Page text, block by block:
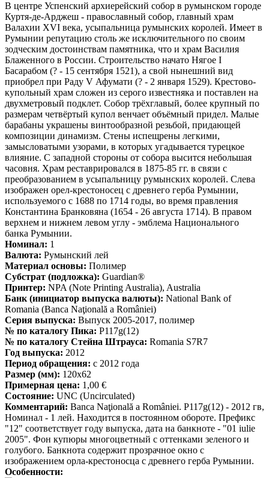
В центре Успенский архиерейский собор в румынском городе
Куртя-де-Арджеш - православный собор, главный храм
Валахии XVI века, усыпальница румынских королей. Имеет в
Румынии репутацию столь же исключительного по своим
зодческим достоинствам памятника, что и храм Василия
Блаженного в России. Строительство начато Нягое I
Басарабом (? - 15 сентября 1521), а свой нынешний вид
приобрел при Раду V Афумати (? - 2 января 1529). Крестово-
купольный храм сложен из серого известняка и поставлен на
двухметровый подклет. Собор трёхглавый, более крупный по
размерам четвёртый купол венчает объёмный придел. Малые
барабаны украшены винтообразной резьбой, придающей
композиции динамизм. Стены испещрены легкими,
замысловатыми узорами, в которых угадывается турецкое
влияние. С западной стороны от собора высится небольшая
часовня. Храм реставрировался в 1875-85 гг. в связи с
преобразованием в усыпальницу румынских королей. Слева
изображен орел-крестоносец с древнего герба Румынии,
используемого с 1688 по 1714 годы, во время правления
Константина Бранковяна (1654 - 26 августа 1714). В правом
верхнем и нижнем левом углу - эмблема Национального
банка Румынии.
Номинал: 1
Валюта: Румынский лей
Материал основы: Полимер
Субстрат (подложка): Guardian®
Принтер: NPA (Note Printing Australia), Australia
Банк (инициатор выпуска валюты): National Bank of
Romania (Banca Naţională a României)
Серия выпуска: Выпуск 2005-2017, полимер
№ по каталогу Пика: P117g(12)
№ по каталогу Стейна Штрауса: Romania S7R7
Год выпуска: 2012
Период обращения: с 2012 года
Размер (мм): 120x62
Примерная цена: 1,00 €
Состояние: UNC (Uncirculated)
Комментарий: Banca Naţională a României. P117g(12) - 2012 гв,
Номинал - 1 лей. Находится в постоянном обороте. Префикс
"12" соответствует году выпуска, дата на банкноте - "01 iulie
2005". Фон купюры многоцветный с оттенками зеленого и
голубого. Банкнота содержит прозрачное окно с
изображением орла-крестоносца с древнего герба Румынии.
Особенности: